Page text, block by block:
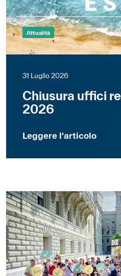
Attualità
31 Luglio 2026
Chiusura uffici
2026
Leggere l'articolo